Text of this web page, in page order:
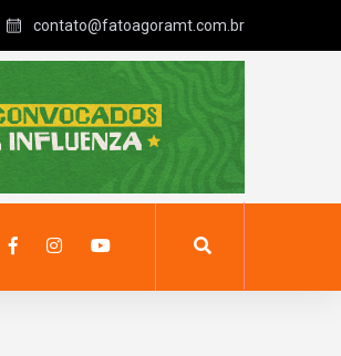
contato@fatoagoramt.com.br